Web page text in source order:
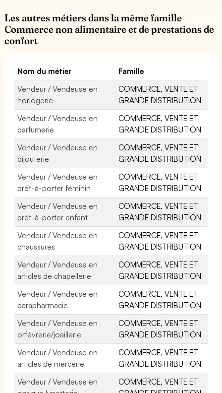
Les autres métiers dans la même famille
Commerce non alimentaire et de prestations de
confort
Nom du métier
Famille
Vendeur / Vendeuse en
horlogerie
COMMERCE, VENTE ET
GRANDE DISTRIBUTION
Vendeur / Vendeuse en
parfumerie
COMMERCE, VENTE ET
GRANDE DISTRIBUTION
Vendeur / Vendeuse en
bijouterie
COMMERCE, VENTE ET
GRANDE DISTRIBUTION
Vendeur / Vendeuse en
prêt-à-porter féminin
COMMERCE, VENTE ET
GRANDE DISTRIBUTION
Vendeur / Vendeuse en
prêt-à-porter enfant
COMMERCE, VENTE ET
GRANDE DISTRIBUTION
Vendeur / Vendeuse en
chaussures
COMMERCE, VENTE ET
GRANDE DISTRIBUTION
Vendeur / Vendeuse en
articles de chapellerie
COMMERCE, VENTE ET
GRANDE DISTRIBUTION
Vendeur / Vendeuse en
parapharmacie
COMMERCE, VENTE ET
GRANDE DISTRIBUTION
Vendeur / Vendeuse en
orfèvrerie/joaillerie
COMMERCE, VENTE ET
GRANDE DISTRIBUTION
Vendeur / Vendeuse en
articles de mercerie
COMMERCE, VENTE ET
GRANDE DISTRIBUTION
Vendeur / Vendeuse en
COMMERCE, VENTE ET